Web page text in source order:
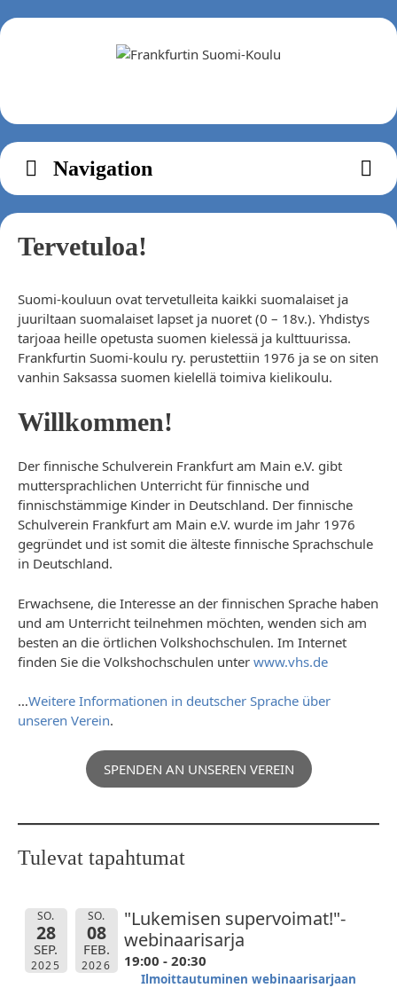
Zum
Navigation
Tervetuloa!
Suomi-kouluun ovat tervetulleita kaikki suomalaiset ja
juuriltaan suomalaiset lapset ja nuoret (0 – 18v.). Yhdistys
tarjoaa heille opetusta suomen kielessä ja kulttuurissa.
Frankfurtin Suomi-koulu ry. perustettiin 1976 ja se on siten
vanhin Saksassa suomen kielellä toimiva kielikoulu.
Willkommen!
Der finnische Schulverein Frankfurt am Main e.V. gibt
muttersprachlichen Unterricht für finnische und
finnischstämmige Kinder in Deutschland. Der finnische
Schulverein Frankfurt am Main e.V. wurde im Jahr 1976
gegründet und ist somit die älteste finnische Sprachschule
in Deutschland.
Erwachsene, die Interesse an der finnischen Sprache haben
und am Unterricht teilnehmen möchten, wenden sich am
besten an die örtlichen Volkshochschulen. Im Internet
finden Sie die Volkshochschulen unter www.vhs.de
…Weitere Informationen in deutscher Sprache über
unseren Verein.
SPENDEN AN UNSEREN VEREIN
Tulevat tapahtumat
SO.
28
SEP.
2025
SO.
08
FEB.
2026
"Lukemisen supervoimat!"-
webinaarisarja
19:00 - 20:30
Ilmoittautuminen webinaarisarjaan